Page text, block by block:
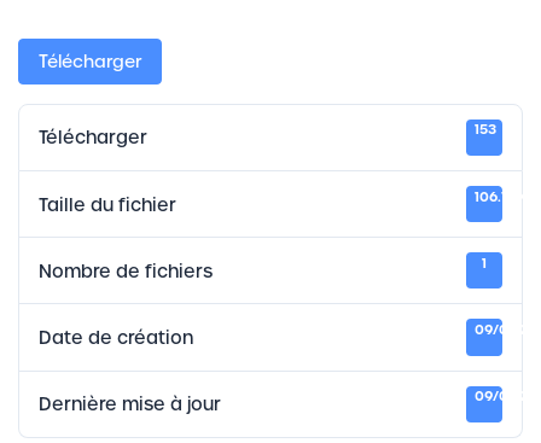
Télécharger
Télécharger 153
Taille du fichier 106.71 KB
Nombre de fichiers 1
Date de création 09/01/
Dernière mise à jour 09/01/